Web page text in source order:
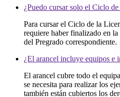
¿Puedo cursar solo el Ciclo
Para cursar el Ciclo de la
requiere haber finalizado en
del Pregrado correspondiente.
¿El arancel incluye equipos e
El arancel cubre todo el
se necesita para realizar los
también están cubiertos los